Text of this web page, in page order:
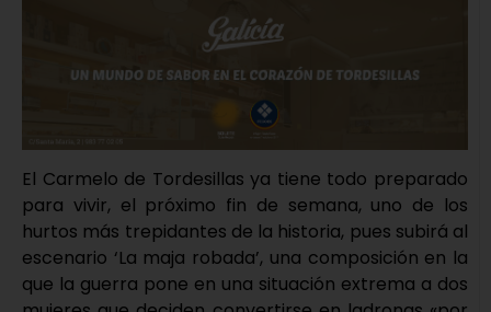
El Carmelo de Tordesillas ya tiene todo preparado
para vivir, el próximo fin de semana, uno de los
hurtos más trepidantes de la historia, pues subirá al
escenario ‘La maja robada’, una composición en la
que la guerra pone en una situación extrema a dos